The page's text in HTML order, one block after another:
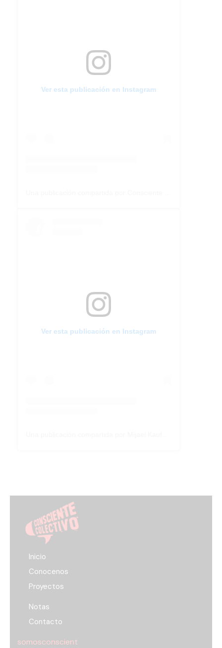
Ver esta publicación en Instagram
Ver esta publicación en Instagram
Inicio
Conocenos
Proyectos
Notas
Contacto
somosconscient